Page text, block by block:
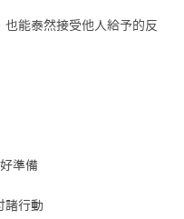
能泰然接受他人給予的反
準備
諸行動